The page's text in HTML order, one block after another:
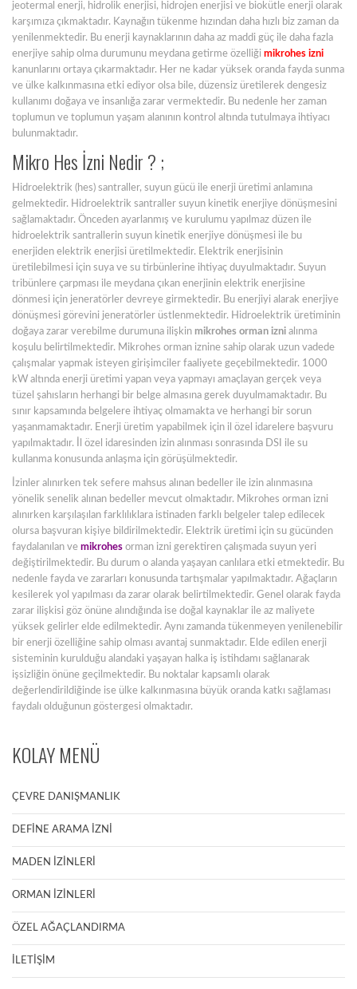
jeotermal enerji, hidrolik enerjisi, hidrojen enerjisi ve biokütle enerji olarak
karşımıza çıkmaktadır. Kaynağın tükenme hızından daha hızlı biz zaman da
yenilenmektedir. Bu enerji kaynaklarının daha az maddi güç ile daha fazla
enerjiye sahip olma durumunu meydana getirme özelliği mikrohes izni
kanunlarını ortaya çıkarmaktadır. Her ne kadar yüksek oranda fayda sunma
ve ülke kalkınmasına etki ediyor olsa bile, düzensiz üretilerek dengesiz
kullanımı doğaya ve insanlığa zarar vermektedir. Bu nedenle her zaman
toplumun ve toplumun yaşam alanının kontrol altında tutulmaya ihtiyacı
bulunmaktadır.
Mikro Hes İzni Nedir ? ;
Hidroelektrik (hes) santraller, suyun gücü ile enerji üretimi anlamına
gelmektedir. Hidroelektrik santraller suyun kinetik enerjiye dönüşmesini
sağlamaktadır. Önceden ayarlanmış ve kurulumu yapılmaz düzen ile
hidroelektrik santrallerin suyun kinetik enerjiye dönüşmesi ile bu
enerjiden elektrik enerjisi üretilmektedir. Elektrik enerjisinin
üretilebilmesi için suya ve su tirbünlerine ihtiyaç duyulmaktadır. Suyun
tribünlere çarpması ile meydana çıkan enerjinin elektrik enerjisine
dönmesi için jeneratörler devreye girmektedir. Bu enerjiyi alarak enerjiye
dönüşmesi görevini jeneratörler üstlenmektedir. Hidroelektrik üretiminin
doğaya zarar verebilme durumuna ilişkin mikrohes orman izni alınma
koşulu belirtilmektedir. Mikrohes orman iznine sahip olarak uzun vadede
çalışmalar yapmak isteyen girişimciler faaliyete geçebilmektedir. 1000
kW altında enerji üretimi yapan veya yapmayı amaçlayan gerçek veya
tüzel şahısların herhangi bir belge almasına gerek duyulmamaktadır. Bu
sınır kapsamında belgelere ihtiyaç olmamakta ve herhangi bir sorun
yaşanmamaktadır. Enerji üretim yapabilmek için il özel idarelere başvuru
yapılmaktadır. İl özel idaresinden izin alınması sonrasında DSI ile su
kullanma konusunda anlaşma için görüşülmektedir.
İzinler alınırken tek sefere mahsus alınan bedeller ile izin alınmasına
yönelik senelik alınan bedeller mevcut olmaktadır. Mikrohes orman izni
alınırken karşılaşılan farklılıklara istinaden farklı belgeler talep edilecek
olursa başvuran kişiye bildirilmektedir. Elektrik üretimi için su gücünden
faydalanılan ve mikrohes orman izni gerektiren çalışmada suyun yeri
değiştirilmektedir. Bu durum o alanda yaşayan canlılara etki etmektedir. Bu
nedenle fayda ve zararları konusunda tartışmalar yapılmaktadır. Ağaçların
kesilerek yol yapılması da zarar olarak belirtilmektedir. Genel olarak fayda
zarar ilişkisi göz önüne alındığında ise doğal kaynaklar ile az maliyete
yüksek gelirler elde edilmektedir. Aynı zamanda tükenmeyen yenilenebilir
bir enerji özelliğine sahip olması avantaj sunmaktadır. Elde edilen enerji
sisteminin kurulduğu alandaki yaşayan halka iş istihdamı sağlanarak
işsizliğin önüne geçilmektedir. Bu noktalar kapsamlı olarak
değerlendirildiğinde ise ülke kalkınmasına büyük oranda katkı sağlaması
faydalı olduğunun göstergesi olmaktadır.
KOLAY MENÜ
ÇEVRE DANIŞMANLIK
DEFİNE ARAMA İZNİ
MADEN İZİNLERİ
ORMAN İZİNLERİ
ÖZEL AĞAÇLANDIRMA
İLETİŞİM